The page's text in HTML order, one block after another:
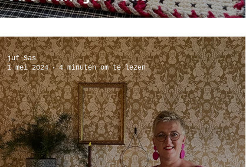
juf Sas
1 mei 2024
4 minuten om te lezen